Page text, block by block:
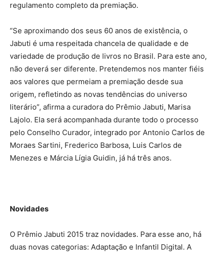
regulamento completo da premiação.
“Se aproximando dos seus 60 anos de existência, o
Jabuti é uma respeitada chancela de qualidade e de
variedade de produção de livros no Brasil. Para este ano,
não deverá ser diferente. Pretendemos nos manter fiéis
aos valores que permeiam a premiação desde sua
origem, refletindo as novas tendências do universo
literário”, afirma a curadora do Prêmio Jabuti, Marisa
Lajolo. Ela será acompanhada durante todo o processo
pelo Conselho Curador, integrado por Antonio Carlos de
Moraes Sartini, Frederico Barbosa, Luis Carlos de
Menezes e Márcia Lígia Guidin, já há três anos.
Novidades
O Prêmio Jabuti 2015 traz novidades. Para esse ano, há
duas novas categorias: Adaptação e Infantil Digital. A